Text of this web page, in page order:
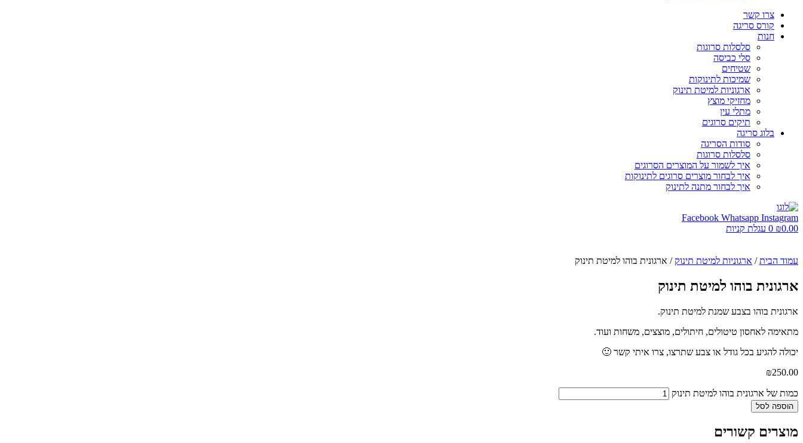
צרו קשר
קורס סריגה
חנות
סלסלות סרוגות
סלי כביסה
שטיחים
שמיכות לתינוקות
ארגוניות למיטת תינוק
מחזיקי מוצץ
מתלי עין
תיקים סרוגים
בלוג סריגה
סודות הסריגה
סלסלות סרוגות
איך לשמור על המוצרים הסרוגים
איך לבחור מוצרים סרוגים לתינוקות
איך לבחור מתנה לתינוק
Facebook Whatsapp Instagram
₪0.00
0 עגלת קניות
עמוד הבית/ ארגוניות למיטת תינוק / ארגונית בוהו למיטת תינוק
ארגונית בוהו למיטת תינוק
ארגונית בוהו בצבע שמנת למיטת תינוק.
מתאימה לאחסון טיטולים, חיתולים, מוצצים, משחות ועוד.
יכולה להגיע בכל גודל או צבע שתרצו, צרו איתי קשר 🙂
₪250.00
כמות של ארגונית בוהו למיטת תינוק
הוספה לסל
מוצרים קשורים